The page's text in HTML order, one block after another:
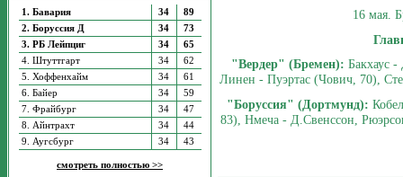
1. Бавария 34
89
2. Боруссия Д
34
73
3. РБ Лейпциг
34
65
4. Штуттгарт
34
62
5. Хоффенхайм
34
61
6. Байер
34
59
7. Фрайбург
34
47
8. Айнтрахт
34
44
9. Аугсбург
34 43
смотреть полностью >>
16 мая.
"Вердер" (Бремен): Бакхаус
Линен - Пуэртас (Чович, 70),
"Боруссия" (Дортмунд):
83), Нмеча - Д.Свенссон,